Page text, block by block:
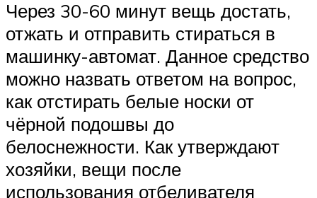
Через 30-60 минут вещь достать,
отжать и отправить стираться в
машинку-автомат. Данное средство
можно назвать ответом на вопрос,
как отстирать белые носки от
чёрной подошвы до
белоснежности. Как утверждают
хозяйки, вещи после
использования отбеливателя